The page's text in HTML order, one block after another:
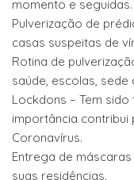
momento e seguidas.
Pulverização de
casas suspeitas de
Rotina de
saúde, escolas, sede
Lockdons – Tem
importância
Coronavírus.
Entrega de
suas residências.